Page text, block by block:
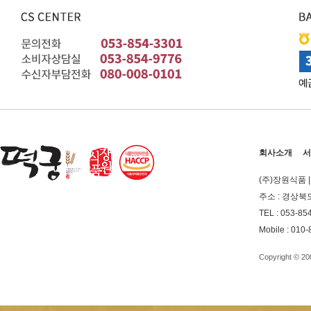
회사소개
(주)장원식품
주소 : 경상북
TEL : 053-
Mobile :
Copyright ©